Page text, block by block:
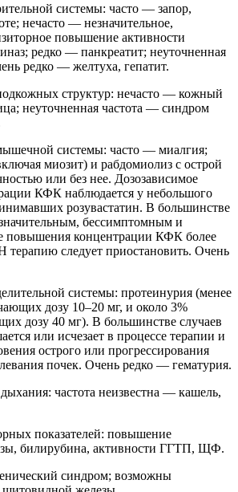
системы: часто — запор,
нечасто — незначительное,
повышение активности
редко — панкреатит; неуточненная
редко — желтуха, гепатит.
структур: нечасто — кожный
неуточненная частота — синдром
системы: часто — миалгия;
миозит) и рабдомиолиз с острой
или без нее. Дозозависимое
КФК наблюдается у небольшого
розувастатин. В большинстве
бессимптомным и
повышения концентрации КФК более
следует приостановить. Очень
системы: протеинурия (менее
дозу 10–20 мг, и около 3%
дозу 40 мг). В большинстве случаев
или исчезает в процессе терапии и
острого или прогрессирования
почек. Очень редко — гематурия.
частота неизвестна — кашель,
показателей: повышение
билирубина, активности ГГТП, ЩФ.
синдром; возможны